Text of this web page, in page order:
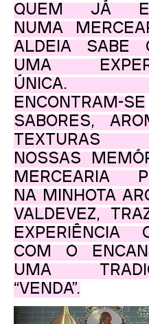
Quem já
numa
aldeia sabe
uma
única.
encontram-se
sabores,
texturas
nossas
mercearia
na minhota
Valdevez,
experiência
com o
uma
“venda”.